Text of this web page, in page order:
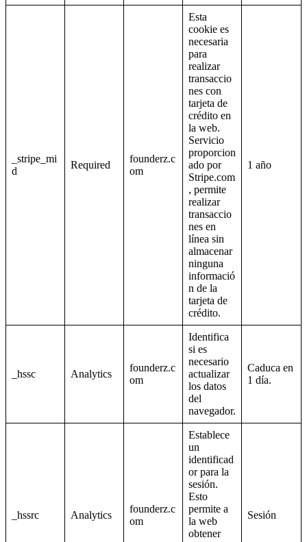
_stripe_mi
d
Required
founderz.c
om
Esta
cookie es
necesaria
para
realizar
transaccio
nes con
tarjeta de
crédito en
la web.
Servicio
proporcion
ado por
Stripe.com
, permite
realizar
transaccio
nes en
línea sin
almacenar
ninguna
informació
n de la
tarjeta de
crédito.
1 año
_hssc Analytics
founderz.c
om
Identifica
si es
necesario
actualizar
los datos
del
navegador.
Caduca en
1 día.
_hssrc Analytics
founderz.c
om
Establece
un
identificad
or para la
sesión.
Esto
permite a
la web
obtener
Sesión